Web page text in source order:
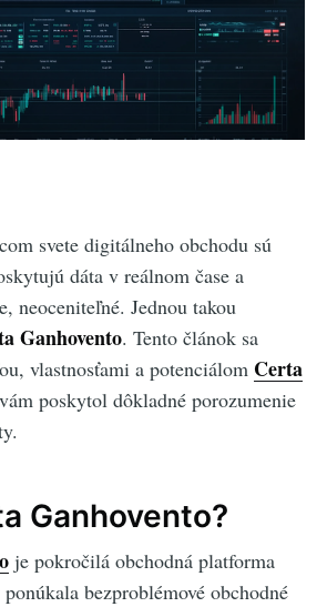
svete digitálneho obchodu sú
dáta v reálnom čase a
neoceniteľné. Jednou takou
Ganhovento. Tento článok sa
vlastnosťami a potenciálom Certa
poskytol dôkladné porozumenie
Ganhovento?
je pokročilá obchodná platforma
bezproblémové obchodné